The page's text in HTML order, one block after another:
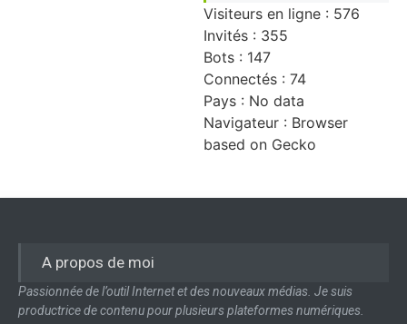
Visiteurs en ligne : 576
Invités : 355
Bots : 147
Connectés : 74
Pays : No data
Navigateur : Browser
based on Gecko
A propos de moi
Passionnée de l’outil Internet et des nouveaux médias. Je suis
productrice de contenu pour plusieurs plateformes numériques.